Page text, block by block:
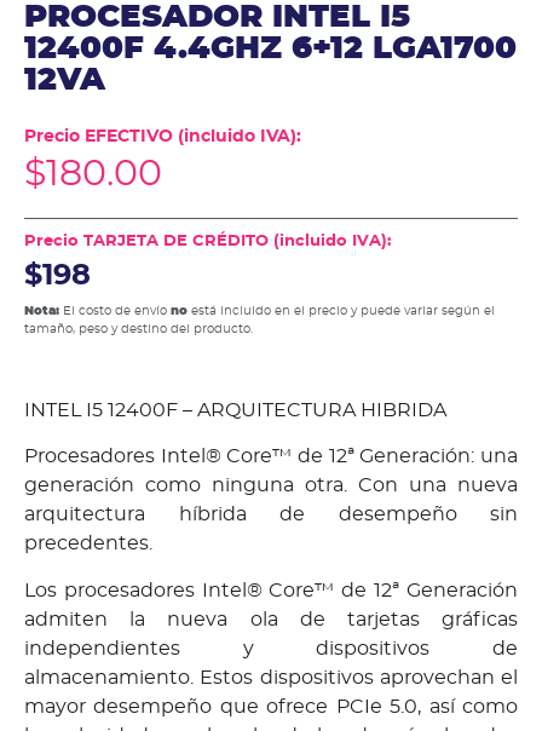
PROCESADOR INTEL I5
12400F 4.4GHZ 6+12 LGA1700
12VA
Precio EFECTIVO (incluido IVA):
$180.00
Precio TARJETA DE CRÉDITO (incluido IVA):
$198
Nota: El costo de envío no está incluido en el precio y puede variar según el
tamaño, peso y destino del producto.
INTEL I5 12400F – ARQUITECTURA HIBRIDA
Procesadores Intel® Core™ de 12ª Generación: una
generación como ninguna otra. Con una nueva
arquitectura híbrida de desempeño sin
precedentes.
Los procesadores Intel® Core™ de 12ª Generación
admiten la nueva ola de tarjetas gráficas
independientes y dispositivos de
almacenamiento. Estos dispositivos aprovechan el
mayor desempeño que ofrece PCIe 5.0, así como